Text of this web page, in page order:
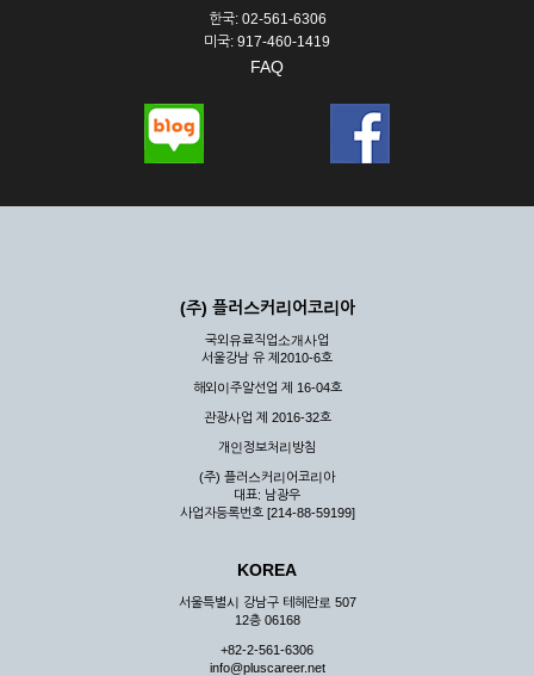
한국: 02-561-6306
미국: 917-460-1419
FAQ
(주) 플러스커리어코리아
국외유료직업소개사업
서울강남 유 제2010-6호
해외이주알선업 제 16-04호
관광사업 제 2016-32호
개인정보처리방침
(주) 플러스커리어코리아
대표: 남광우
사업자등록번호 [214-88-59199]
KOREA
서울특별시 강남구 테헤란로 507
12층 06168
+82-2-561-6306
info@pluscareer.net